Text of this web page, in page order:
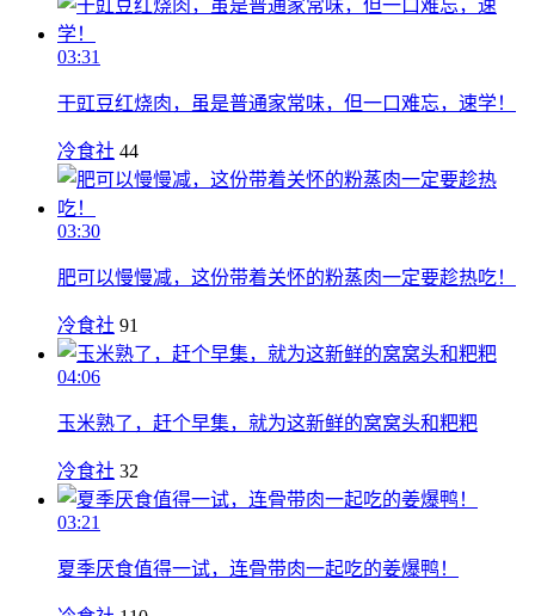
03:31
干豇豆红烧肉，虽是普通家常味，但一口难忘，速学！
冷食社 44
03:30
肥可以慢慢减，这份带着关怀的粉蒸肉一定要趁热吃！
冷食社 91
04:06
玉米熟了，赶个早集，就为这新鲜的窝窝头和粑粑
冷食社 32
03:21
夏季厌食值得一试，连骨带肉一起吃的姜爆鸭！